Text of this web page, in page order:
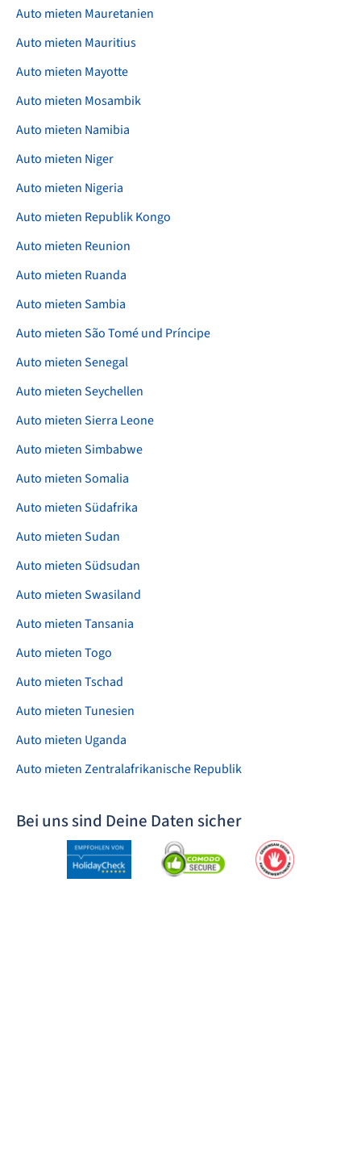
Auto mieten Mauretanien
Auto mieten Mauritius
Auto mieten Mayotte
Auto mieten Mosambik
Auto mieten Namibia
Auto mieten Niger
Auto mieten Nigeria
Auto mieten Republik Kongo
Auto mieten Reunion
Auto mieten Ruanda
Auto mieten Sambia
Auto mieten São Tomé und Príncipe
Auto mieten Senegal
Auto mieten Seychellen
Auto mieten Sierra Leone
Auto mieten Simbabwe
Auto mieten Somalia
Auto mieten Südafrika
Auto mieten Sudan
Auto mieten Südsudan
Auto mieten Swasiland
Auto mieten Tansania
Auto mieten Togo
Auto mieten Tschad
Auto mieten Tunesien
Auto mieten Uganda
Auto mieten Zentralafrikanische Republik
Bei uns sind Deine Daten sicher